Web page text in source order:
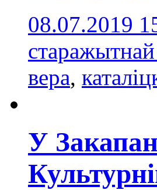
08.07.2019
вера,
У